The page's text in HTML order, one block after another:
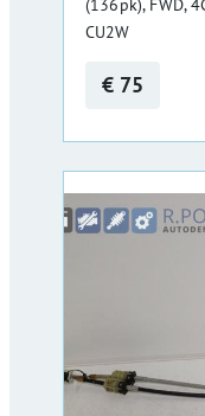
CU2W
€ 75